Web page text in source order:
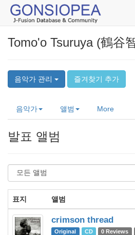
Tomo'o Tsuruya (鶴谷
음악가 관리 즐겨찾기 추가
음악가 앨범 More
발표 앨범
표지 앨범
crimson thread
Original CD 0 Reviews